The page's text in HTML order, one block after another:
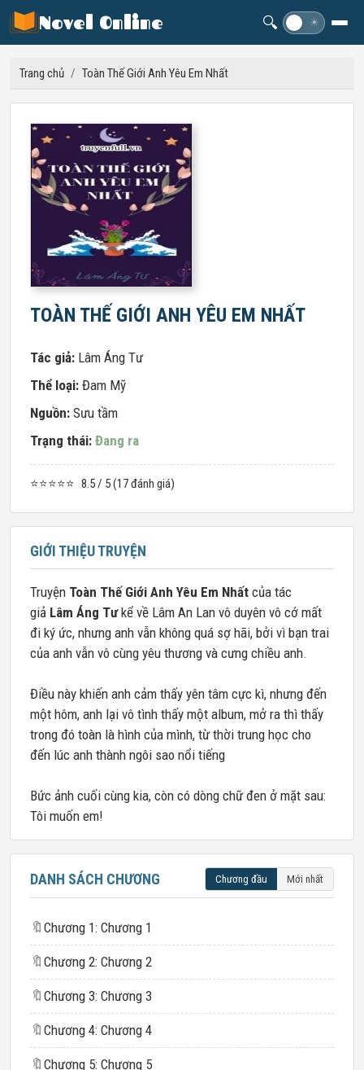
Novel Online 🔍 ☀
Trang chủ / Toàn Thế Giới Anh Yêu Em Nhất
TOÀN THẾ GIỚI ANH YÊU EM NHẤT
Tác giả: Lâm Áng Tư
Thể loại: Đam Mỹ
Nguồn: Sưu tầm
Trạng thái: Đang ra
⭐⭐⭐⭐⭐ 8.5 / 5 (17 đánh giá)
GIỚI THIỆU TRUYỆN
Truyện Toàn Thế Giới Anh Yêu Em Nhất của tác
giả Lâm Áng Tưkể về Lâm An Lan vô duyên vô cớ mất
đi ký ức, nhưng anh vẫn không quá sợ hãi, bởi vì bạn trai
của anh vẫn vô cùng yêu thương và cưng chiều anh.
Điều này khiến anh cảm thấy yên tâm cực kì, nhưng đến
một hôm, anh lại vô tình thấy một album, mở ra thì thấy
trong đó toàn là hình của mình, từ thời trung học cho
đến lúc anh thành ngôi sao nổi tiếng
Bức ảnh cuối cùng kia, còn có dòng chữ đen ở mặt sau:
Tôi muốn em!
DANH SÁCH CHƯƠNG Chương đầu Mới nhất
🔖 Chương 1: Chương 1
🔖 Chương 2: Chương 2
🔖 Chương 3: Chương 3
🔖 Chương 4: Chương 4
🔖 Chương 5: Chương 5